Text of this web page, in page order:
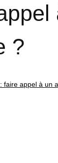
?
faire appel à un